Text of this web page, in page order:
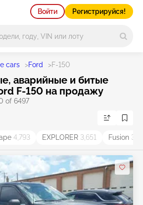
Войти Регистрируйся!
cars >Ford >F-150
аварийные и битые
F-150 на продажу
of 6497
4,793 EXPLORER 3,651 Fusion